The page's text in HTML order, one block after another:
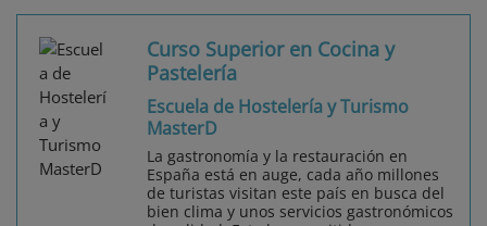
Curso Superior en Cocina y
Pastelería
Escuela de Hostelería y Turismo
MasterD
La gastronomía y la restauración en
España está en auge, cada año millones
de turistas visitan este país en busca del
bien clima y unos servicios gastronómicos